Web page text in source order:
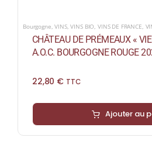
Bourgogne,VINS,VINS BIO, VINS DE FRANCE,
CHÂTEAU DE PRÉMEAUX «
A.O.C. BOURGOGNE ROUGE
22,80 € TTC
Ajouter au